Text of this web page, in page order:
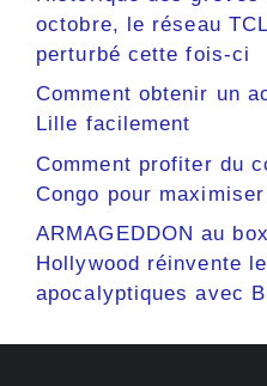
octobre, le réseau
perturbé cette fois-ci
Comment obtenir un
Lille facilement
Comment profiter du
Congo pour
ARMAGEDDON au
Hollywood réinvente
apocalyptiques avec